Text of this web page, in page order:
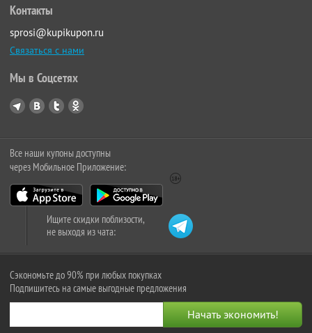
Контакты
sprosi@kupikupon.ru
Связаться с нами
Мы в Соцсетях
Все наши купоны доступны
через Мобильное Приложение:
Ищите скидки поблизости,
не выходя из чата:
Сэкономьте до 90% при любых покупках
Подпишитесь на самые выгодные предложения